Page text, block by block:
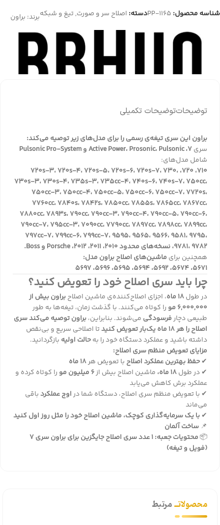
شناسه محصول: PP-1165دسته: اصلاح سر و صورت,تیغ و شبکهبرند: براون
توضیحاتتوضیحات تکمیلی
براون این سری تیغه‌ی رسمی را برای مدل‌های زیر توصیه می‌کند:
سری7، Active Power، Prosonic، Pulsonic و Pulsonic Pro-System
شامل مدل‌های:
710، 720، 720s-3، 720s-4، 720s-5، 720s-6، 720s-7، 730،
730s-3، 730s-4، 735s-3، 735cc-4، 740s-6، 740s-7، 750cc،
750cc-3، 750cc-4، 750cc-5، 750cc-6، 750cc-7، 7720s،
7760cc، 7840s، 7842s، 7850cc، 7855s، 7865cc، 7867cc،
7880cc، 7893s، 790cc، 790cc-3، 790cc-4، 790cc-5، 790cc-6،
790cc-7، 795cc-3، 7090cc، 7790cc، 7897cc، 7898cc، 7899cc،
797cc-7، 799cc-6، 799cc-7، 9595، 9565، 9566، 9581، 9795،
9781، 9782، نسخه‌های محدود 2010، 2011، 2012، Porsche و Boss.
همچنین برای ماشین‌های اصلاح براون مدل:
5671، 5674، 5692، 5694، 5695، 5696، 5697
چرا باید سری اصلاح خود را تعویض کنید؟
در طول18 ماه ، اجزای اصلاح‌کننده‌ی ماشین اصلاحبراون بیش از
6,000,000 مو
را کوتاه می‌کنند. با گذشت زمان، تیغه‌ها به طور
طبیعی دچارفرسودگی می‌شوند. بنابراین،براون توصیه می‌کند سری
اصلاح را هر 18 ماه یک‌بار تعویض کنید
تا اصلاحی سریع و بی‌نقص
داشته باشید و عملکرد دستگاه خود را بهحالت اولیه بازگردانید.
مزایای تعویض منظم سری اصلاح:
✔حفظ بهترین عملکرد اصلاح با تعویض هر18 ماه
✔ در طول18 ماه، ماشین اصلاح بیش از6 میلیون مو
را کوتاه کرده و
عملکرد برش کاهش می‌یابد
✔ با تعویض منظم سری اصلاح، دستگاه شما دراوج عملکردباقی
می‌ماند
✔با یک سرمایه‌گذاری کوچک، ماشین اصلاح خود را مثل روز اول کنید
📌 ساخت آلمان
📦محتویات جعبه:
1 عدد سری اصلاح جایگزین برای براون سری 7
(فویل و تیغه)
محصولاتــمرتبط